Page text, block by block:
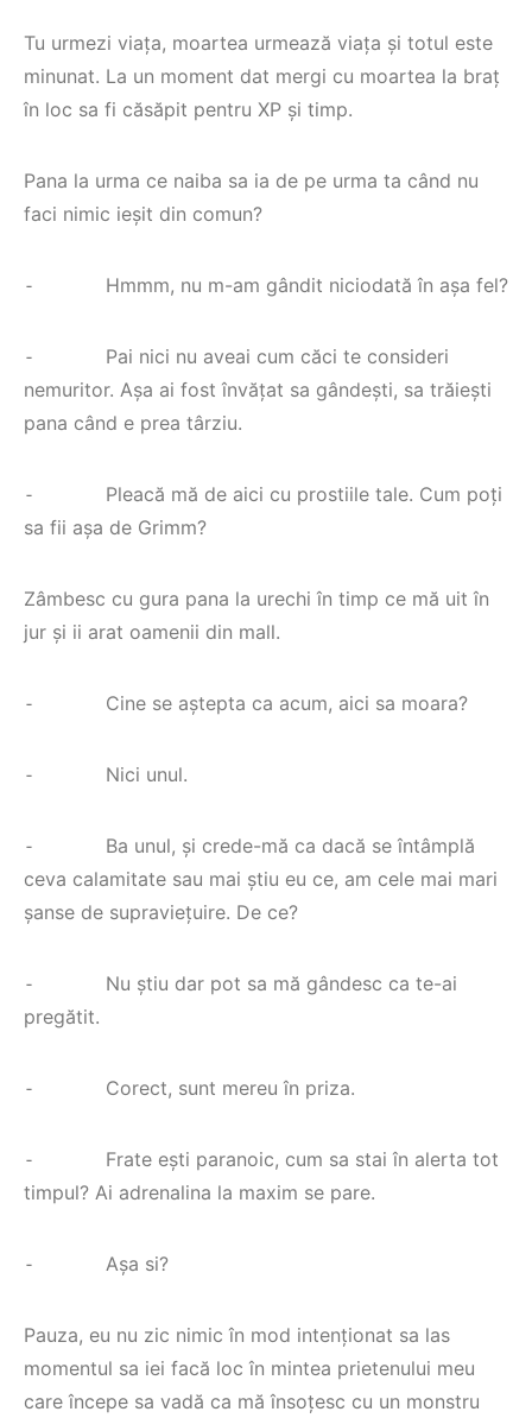
Tu urmezi viața, moartea urmează viața și totul este
minunat. La un moment dat mergi cu moartea la braț
în loc sa fi căsăpit pentru XP și timp.
Pana la urma ce naiba sa ia de pe urma ta când nu
faci nimic ieșit din comun?
⁃ Hmmm, nu m-am gândit niciodată în așa fel?
⁃ Pai nici nu aveai cum căci te consideri
nemuritor. Așa ai fost învățat sa gândești, sa trăiești
pana când e prea târziu.
⁃ Pleacă mă de aici cu prostiile tale. Cum poți
sa fii așa de Grimm?
Zâmbesc cu gura pana la urechi în timp ce mă uit în
jur și ii arat oamenii din mall.
⁃ Cine se aștepta ca acum, aici sa moara?
⁃ Nici unul.
⁃ Ba unul, și crede-mă ca dacă se întâmplă
ceva calamitate sau mai știu eu ce, am cele mai mari
șanse de supraviețuire. De ce?
⁃ Nu știu dar pot sa mă gândesc ca te-ai
pregătit.
⁃ Corect, sunt mereu în priza.
⁃ Frate ești paranoic, cum sa stai în alerta tot
timpul? Ai adrenalina la maxim se pare.
⁃ Așa si?
Pauza, eu nu zic nimic în mod intenționat sa las
momentul sa iei facă loc în mintea prietenului meu
care începe sa vadă ca mă însoțesc cu un monstru